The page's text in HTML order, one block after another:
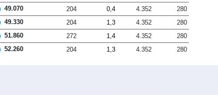
49.070 204 0,4 4.352
280
49.330 204 1,3 4.352
280
51.860 272 1,4 4.352
280
52.260 204 1,3 4.352 280